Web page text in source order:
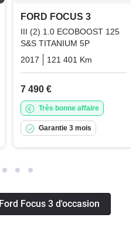
Essence
FORD FOCUS 3
III (2) 1.0 ECOBOOST 125
S&S TITANIUM 5P
2017
121 401 Km
7 490 €
Très bonne affaire
Garantie 3 mois
Focus 3 d'occasion